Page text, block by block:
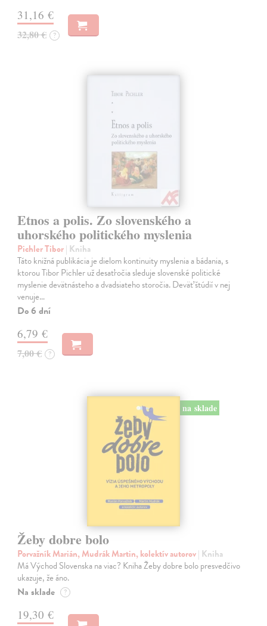
31,16 €
32,80 € ?
Etnos a polis. Zo slovenského a
uhorského politického myslenia
Pichler Tibor| Kniha
Táto knižná publikácia je dielom kontinuity myslenia a bádania, s
ktorou Tibor Pichler už desaťročia sleduje slovenské politické
myslenie devätnásteho a dvadsiateho storočia. Deväť štúdií v nej
venuje…
Do 6 dní
6,79 €
7,00 € ?
na sklade
Žeby dobre bolo
Porvažník Marián, Mudrák Martin, kolektív autorov| Kniha
Má Východ Slovenska na viac? Kniha Žeby dobre bolo presvedčivo
ukazuje, že áno.
Na sklade ?
19,30 €